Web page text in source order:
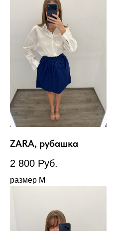
ZARA, рубашка
2 800 Руб.
размер М